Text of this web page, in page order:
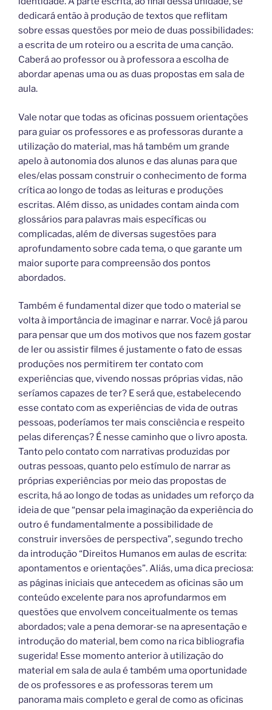
dedicará então à produção de textos que reflitam
sobre essas questões por meio de duas possibilidades:
a escrita de um roteiro ou a escrita de uma canção.
Caberá ao professor ou à professora a escolha de
abordar apenas uma ou as duas propostas em sala de
aula.
Vale notar que todas as oficinas possuem orientações
para guiar os professores e as professoras durante a
utilização do material, mas há também um grande
apelo à autonomia dos alunos e das alunas para que
eles/elas possam construir o conhecimento de forma
crítica ao longo de todas as leituras e produções
escritas. Além disso, as unidades contam ainda com
glossários para palavras mais específicas ou
complicadas, além de diversas sugestões para
aprofundamento sobre cada tema, o que garante um
maior suporte para compreensão dos pontos
abordados.
Também é fundamental dizer que todo o material se
volta à importância de imaginar e narrar. Você já parou
para pensar que um dos motivos que nos fazem gostar
de ler ou assistir filmes é justamente o fato de essas
produções nos permitirem ter contato com
experiências que, vivendo nossas próprias vidas, não
seríamos capazes de ter? E será que, estabelecendo
esse contato com as experiências de vida de outras
pessoas, poderíamos ter mais consciência e respeito
pelas diferenças? É nesse caminho que o livro aposta.
Tanto pelo contato com narrativas produzidas por
outras pessoas, quanto pelo estímulo de narrar as
próprias experiências por meio das propostas de
escrita, há ao longo de todas as unidades um reforço da
ideia de que “pensar pela imaginação da experiência do
outro é fundamentalmente a possibilidade de
construir inversões de perspectiva”, segundo trecho
da introdução “Direitos Humanos em aulas de escrita:
apontamentos e orientações”. Aliás, uma dica preciosa:
as páginas iniciais que antecedem as oficinas são um
conteúdo excelente para nos aprofundarmos em
questões que envolvem conceitualmente os temas
abordados; vale a pena demorar-se na apresentação e
introdução do material, bem como na rica bibliografia
sugerida! Esse momento anterior à utilização do
material em sala de aula é também uma oportunidade
de os professores e as professoras terem um
panorama mais completo e geral de como as oficinas